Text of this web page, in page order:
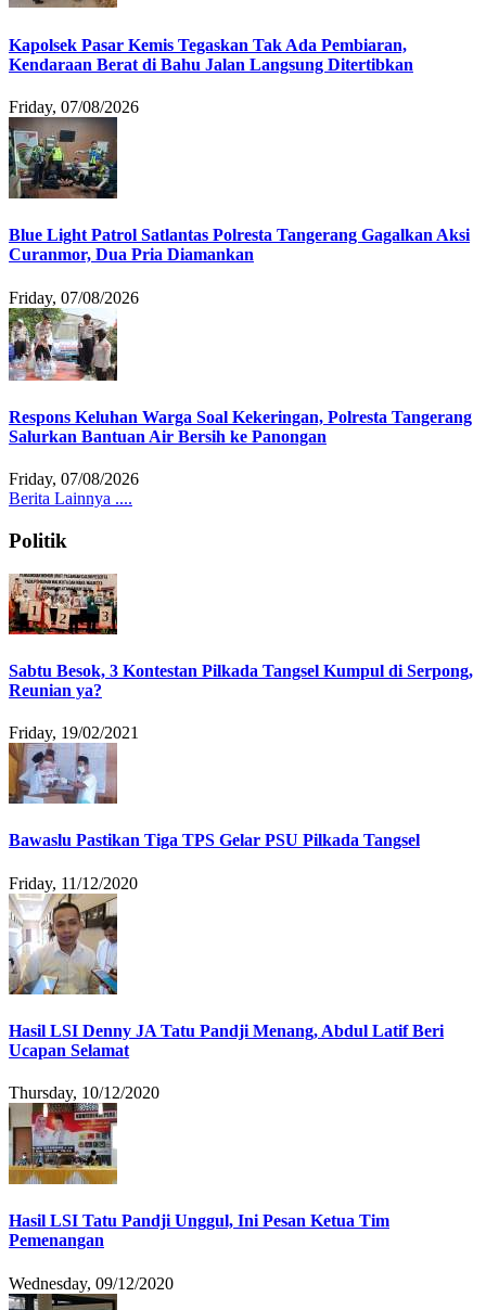
Kapolsek Pasar Kemis Tegaskan Tak Ada Pembiaran,
Kendaraan Berat di Bahu Jalan Langsung Ditertibkan
Friday, 07/08/2026
Blue Light Patrol Satlantas Polresta Tangerang Gagalkan Aksi
Curanmor, Dua Pria Diamankan
Friday, 07/08/2026
Respons Keluhan Warga Soal Kekeringan, Polresta Tangerang
Salurkan Bantuan Air Bersih ke Panongan
Friday, 07/08/2026
Berita Lainnya ....
Politik
Sabtu Besok, 3 Kontestan Pilkada Tangsel Kumpul di Serpong,
Reunian ya?
Friday, 19/02/2021
Bawaslu Pastikan Tiga TPS Gelar PSU Pilkada Tangsel
Friday, 11/12/2020
Hasil LSI Denny JA Tatu Pandji Menang, Abdul Latif Beri
Ucapan Selamat
Thursday, 10/12/2020
Hasil LSI Tatu Pandji Unggul, Ini Pesan Ketua Tim
Pemenangan
Wednesday, 09/12/2020